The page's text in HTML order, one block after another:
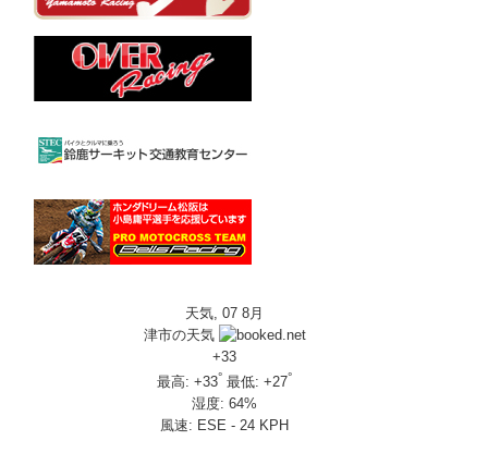
天気, 07 8月
津市の天気
+33
最高:+33° 最低:+27°
湿度:64%
風速: ESE - 24 KPH